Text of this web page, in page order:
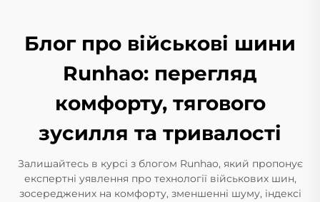
Блог про військові шини
Runhao: перегляд
комфорту, тягового
зусилля та тривалості
Залишайтесь в курсі з блогом Runhao, який пропонує
експертні уявлення про технології військових шин,
зосереджених на комфорту, зменшенні шуму, індексі